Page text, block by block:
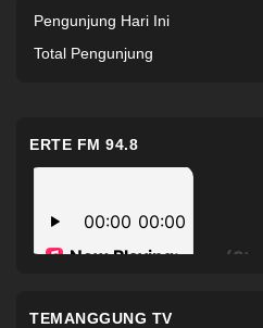
Pengunjung Hari Ini
Total Pengunjung
ERTE FM 94.8
TEMANGGUNG TV